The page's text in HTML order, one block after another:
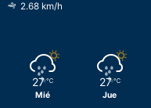
2.68 km/h
27 ℃
Mié
27 ℃
Jue